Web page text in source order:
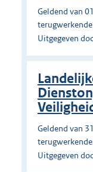
Geldend van
Uitgegeven
Geldend van
Uitgegeven